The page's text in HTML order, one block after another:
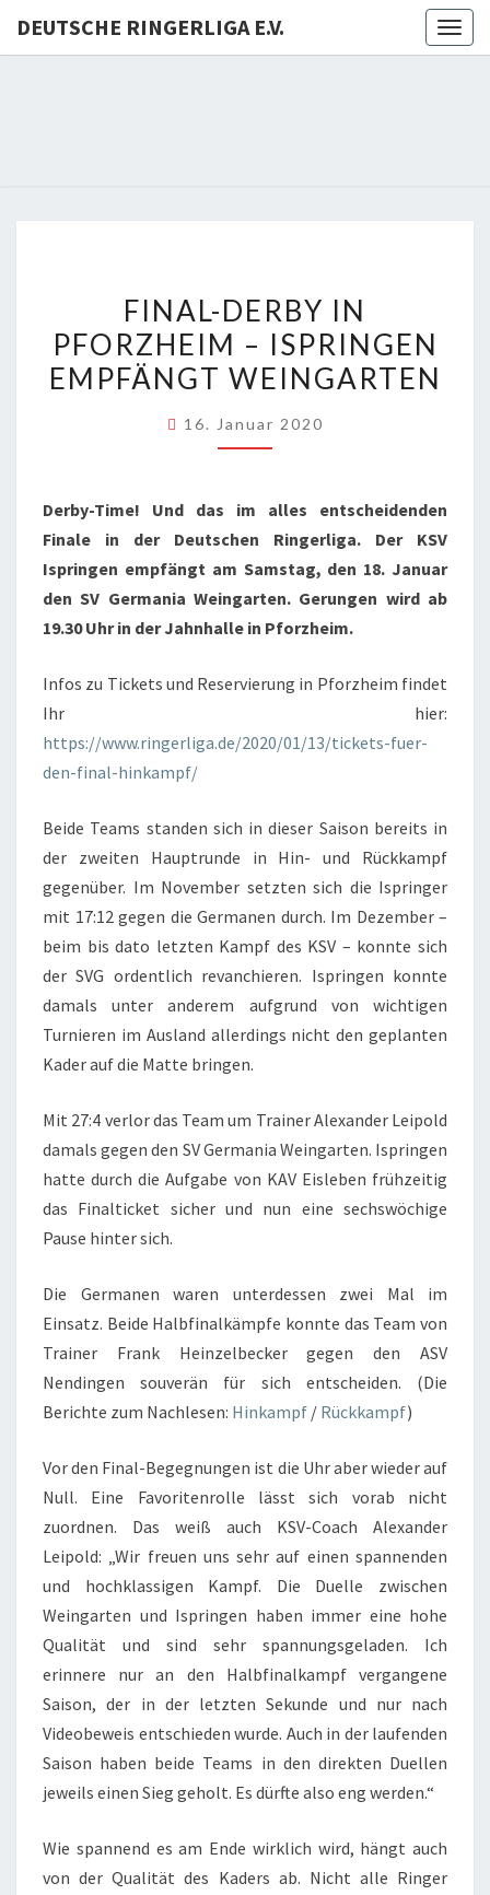
DEUTSCHE RINGERLIGA E.V.
DERBY
IN
PFORZHEIM
ISPRINGEN
FINAL-DERBY IN
PFORZHEIM – ISPRINGEN
EMPFÄNGT WEINGARTEN
16. Januar 2020
Derby-Time! Und das im alles entscheidenden
Finale in der Deutschen Ringerliga. Der KSV
Ispringen empfängt am Samstag, den 18. Januar
den SV Germania Weingarten. Gerungen wird ab
19.30 Uhr in der Jahnhalle in Pforzheim.
Infos zu Tickets und Reservierung in Pforzheim findet
Ihr hier:
https://www.ringerliga.de/2020/01/13/tickets-fuer-
den-final-hinkampf/
Beide Teams standen sich in dieser Saison bereits in
der zweiten Hauptrunde in Hin- und Rückkampf
gegenüber. Im November setzten sich die Ispringer
mit 17:12 gegen die Germanen durch. Im Dezember –
beim bis dato letzten Kampf des KSV – konnte sich
der SVG ordentlich revanchieren. Ispringen konnte
damals unter anderem aufgrund von wichtigen
Turnieren im Ausland allerdings nicht den geplanten
Kader auf die Matte bringen.
Mit 27:4 verlor das Team um Trainer Alexander Leipold
damals gegen den SV Germania Weingarten. Ispringen
hatte durch die Aufgabe von KAV Eisleben frühzeitig
das Finalticket sicher und nun eine sechswöchige
Pause hinter sich.
Die Germanen waren unterdessen zwei Mal im
Einsatz. Beide Halbfinalkämpfe konnte das Team von
Trainer Frank Heinzelbecker gegen den ASV
Nendingen souverän für sich entscheiden. (Die
Berichte zum Nachlesen: Hinkampf / Rückkampf)
Vor den Final-Begegnungen ist die Uhr aber wieder auf
Null. Eine Favoritenrolle lässt sich vorab nicht
zuordnen. Das weiß auch KSV-Coach Alexander
Leipold: „Wir freuen uns sehr auf einen spannenden
und hochklassigen Kampf. Die Duelle zwischen
Weingarten und Ispringen haben immer eine hohe
Qualität und sind sehr spannungsgeladen. Ich
erinnere nur an den Halbfinalkampf vergangene
Saison, der in der letzten Sekunde und nur nach
Videobeweis entschieden wurde. Auch in der laufenden
Saison haben beide Teams in den direkten Duellen
jeweils einen Sieg geholt. Es dürfte also eng werden.“
Wie spannend es am Ende wirklich wird, hängt auch
von der Qualität des Kaders ab. Nicht alle Ringer